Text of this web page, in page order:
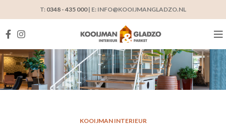
T: 0348 - 435 000| E: INFO@KOOIJMANGLADZO.NL
KOOIJMAN INTERIEUR